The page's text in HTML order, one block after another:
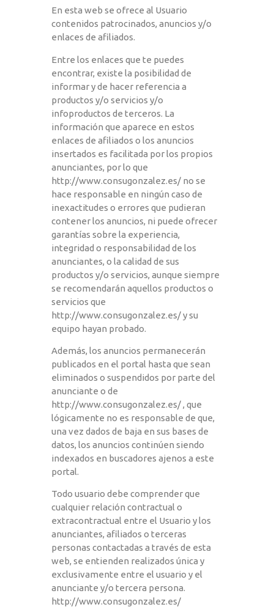
En esta web se ofrece al Usuario
contenidos patrocinados, anuncios y/o
enlaces de afiliados.
Entre los enlaces que te puedes
encontrar, existe la posibilidad de
informar y de hacer referencia a
productos y/o servicios y/o
infoproductos de terceros. La
información que aparece en estos
enlaces de afiliados o los anuncios
insertados es facilitada por los propios
anunciantes, por lo que
http://www.consugonzalez.es/ no se
hace responsable en ningún caso de
inexactitudes o errores que pudieran
contener los anuncios, ni puede ofrecer
garantías sobre la experiencia,
integridad o responsabilidad de los
anunciantes, o la calidad de sus
productos y/o servicios, aunque siempre
se recomendarán aquellos productos o
servicios que
http://www.consugonzalez.es/y su
equipo hayan probado.
Además, los anuncios permanecerán
publicados en el portal hasta que sean
eliminados o suspendidos por parte del
anunciante o de
http://www.consugonzalez.es/, que
lógicamente no es responsable de que,
una vez dados de baja en sus bases de
datos, los anuncios continúen siendo
indexados en buscadores ajenos a este
portal.
Todo usuario debe comprender que
cualquier relación contractual o
extracontractual entre el Usuario y los
anunciantes, afiliados o terceras
personas contactadas a través de esta
web, se entienden realizados única y
exclusivamente entre el usuario y el
anunciante y/o tercera persona.
http://www.consugonzalez.es/